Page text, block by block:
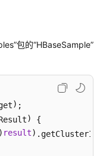
包的“HBaseSample”
)
)
{
) result) .getClusterId